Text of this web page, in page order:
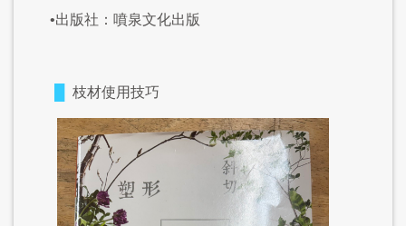
•出版社：噴泉文化出版
枝材使用技巧